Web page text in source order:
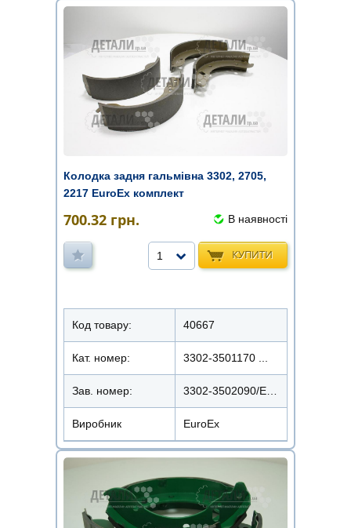
Колодка задня гальмівна 3302, 2705,
2217 EuroEx комплект
700.32 грн. В наявності
КУПИТИ
1
Код товару: 40667
Кат. номер: 3302-3501170 ...
Зав. номер:
Виробник EuroEx